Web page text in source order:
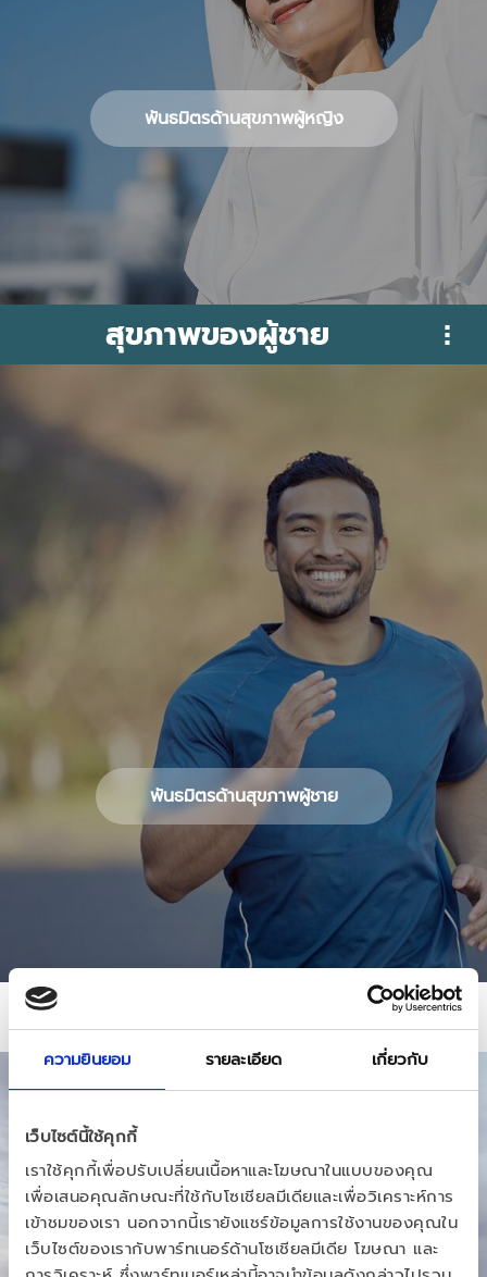
ความยินยอม รายละเอียด เกี่ยวกับ
เว็บไซต์นี้ใช้คุกกี้
เราใช้คุกกี้เพื่อปรับเปลี่ยนเนื้อหาและโฆษณาในแบบของคุณ
เพื่อเสนอคุณลักษณะที่ใช้กับโซเชียลมีเดียและเพื่อวิเคราะห์การ
เข้าชมของเรา นอกจากนี้เรายังแชร์ข้อมูลการใช้งานของคุณใน
เว็บไซต์ของเรากับพาร์ทเนอร์ด้านโซเชียลมีเดีย โฆษณา และ
พันธมิตรด้านสุขภาพผู้หญิง
สุขภาพของผู้ชาย
พันธมิตรด้านสุขภาพผู้ชาย